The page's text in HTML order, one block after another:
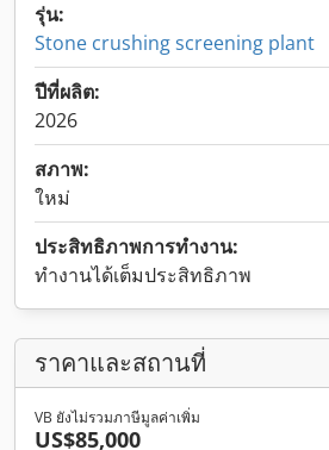
รุ่น:
Stone crushing screening plant
ปีที่ผลิต:
2026
สภาพ:
ใหม่
ประสิทธิภาพการทำงาน:
ทำงานได้เต็มประสิทธิภาพ
ราคาและสถานที่
VB ยังไม่รวมภาษีมูลค่าเพิ่ม
US$85,000